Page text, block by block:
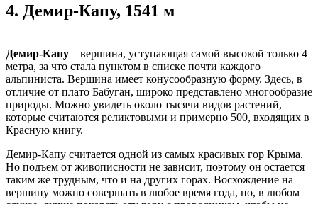
4. Демир-Капу, 1541 м
Демир-Капу – вершина, уступающая самой высокой только 4
метра, за что стала пунктом в списке почти каждого
альпиниста. Вершина имеет конусообразную форму. Здесь, в
отличие от плато Бабуган, широко представлено многообразие
природы. Можно увидеть около тысячи видов растений,
которые считаются реликтовыми и примерно 500, входящих в
Красную книгу.
Демир-Капу считается одной из самых красивых гор Крыма.
Но подъем от живописности не зависит, поэтому он остается
таким же трудным, что и на других горах. Восхождение на
вершину можно совершать в любое время года, но, в любом